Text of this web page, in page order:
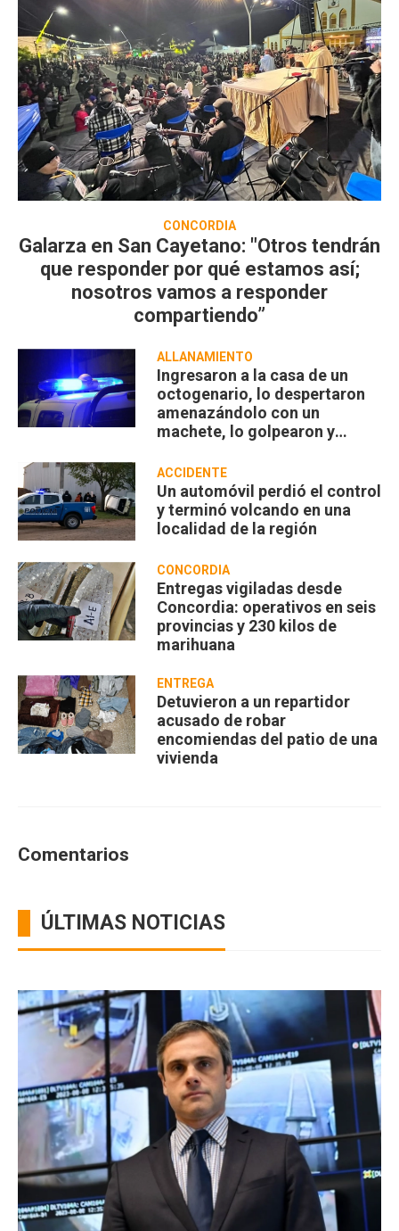
CONCORDIA
Galarza en San Cayetano: "Otros tendrán
que responder por qué estamos así;
nosotros vamos a responder
compartiendo”
ALLANAMIENTO
Ingresaron a la casa de un
octogenario, lo despertaron
amenazándolo con un
machete, lo golpearon y
ACCIDENTE
Un automóvil perdió el control
y terminó volcando en una
localidad de la región
CONCORDIA
Entregas vigiladas desde
Concordia: operativos en seis
provincias y 230 kilos de
marihuana
ENTREGA
Detuvieron a un repartidor
acusado de robar
encomiendas del patio de una
vivienda
Comentarios
ÚLTIMAS NOTICIAS